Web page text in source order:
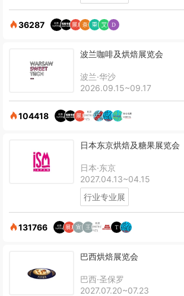
36287
波兰咖啡及烘焙展览会
波兰·华沙
2026.09.15~09.17
104418
日本东京烘焙及糖果展览会
日本·东京
2027.04.13~04.15
行业专业展
131766
巴西烘焙展览会
巴西·圣保罗
2027.07.20~07.23